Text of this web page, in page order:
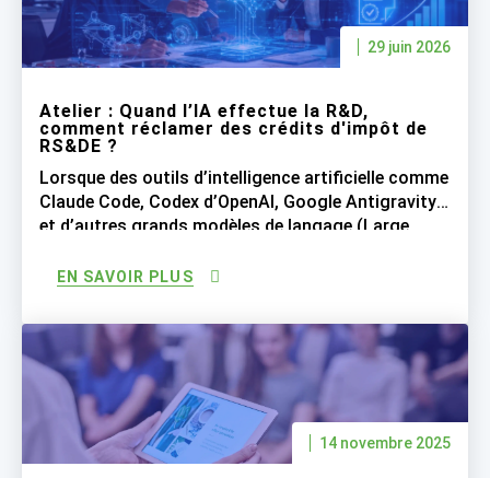
29 juin 2026
Atelier : Quand l’IA effectue la R&D,
comment réclamer des crédits d'impôt de
RS&DE ?
Lorsque des outils d’intelligence artificielle comme
Claude Code, Codex d’OpenAI, Google Antigravity
et d’autres grands modèles de langage (Large
partie du travail de programmation, les entreprises
de RS&DE pour les salaires des développeurs
logiciels qui supervisent désormais l’IA qui génère
le code […]
EN SAVOIR PLUS
14 novembre 2025